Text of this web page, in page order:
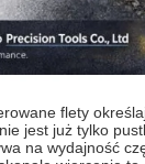
flety
jest już tylko
na wydajność